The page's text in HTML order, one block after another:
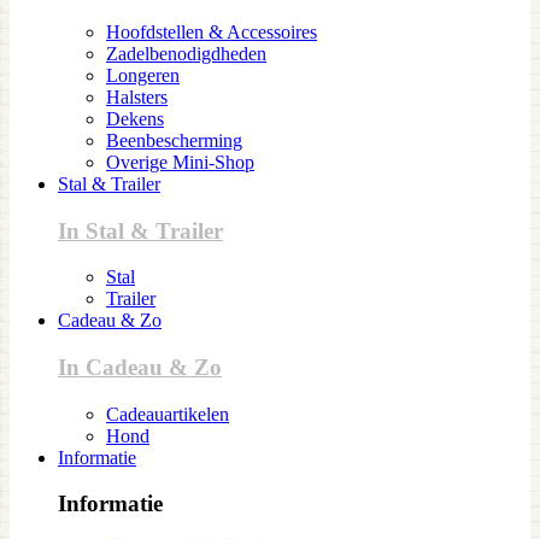
Hoofdstellen & Accessoires
Zadelbenodigdheden
Longeren
Halsters
Dekens
Beenbescherming
Overige Mini-Shop
Stal & Trailer
In Stal & Trailer
Stal
Trailer
Cadeau & Zo
In Cadeau & Zo
Cadeauartikelen
Hond
Informatie
Informatie